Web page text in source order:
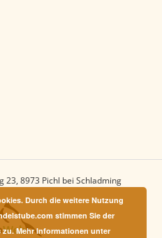
23, 8973 Pichl bei Schladming
Durch die weitere Nutzung
stimmen Sie der
Mehr Informationen unter